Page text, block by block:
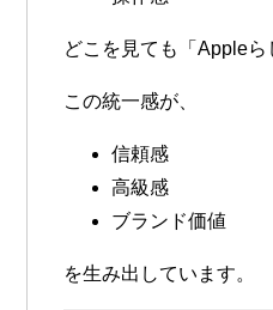
どこを見ても「Appleら
この統一感が、
信頼感
高級感
ブランド価値
を生み出しています。